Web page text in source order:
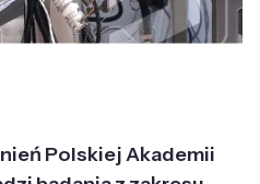
Polskiej Akademii